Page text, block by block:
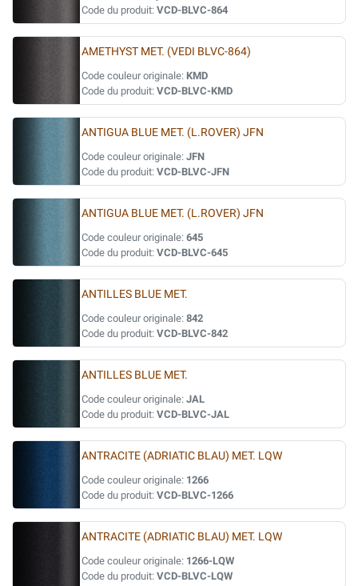
Code du produit: VCD-BLVC-864
AMETHYST MET. (VEDI BLVC-864)
Code couleur originale: KMD
Code du produit: VCD-BLVC-KMD
ANTIGUA BLUE MET. (L.ROVER) JFN
Code couleur originale: JFN
Code du produit: VCD-BLVC-JFN
ANTIGUA BLUE MET. (L.ROVER) JFN
Code couleur originale: 645
Code du produit: VCD-BLVC-645
ANTILLES BLUE MET.
Code couleur originale: 842
Code du produit: VCD-BLVC-842
ANTILLES BLUE MET.
Code couleur originale: JAL
Code du produit: VCD-BLVC-JAL
ANTRACITE (ADRIATIC BLAU) MET. LQW
Code couleur originale: 1266
Code du produit: VCD-BLVC-1266
ANTRACITE (ADRIATIC BLAU) MET. LQW
Code couleur originale: 1266-LQW
Code du produit: VCD-BLVC-LQW